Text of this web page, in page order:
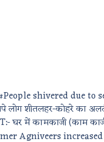
shivered due to
लोग शीतलहर-कोहरे का
घर में कामकाजी (काम
Agniveers increased